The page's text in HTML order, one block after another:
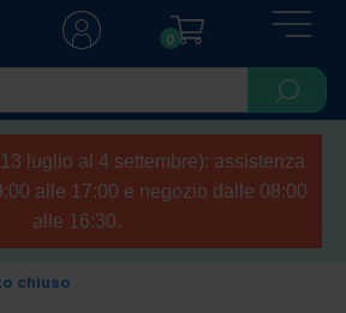
0
luglio al 4 settembre): assistenza
alle 17:00 e negozio dalle 08:00
alle 16:30.
chiuso